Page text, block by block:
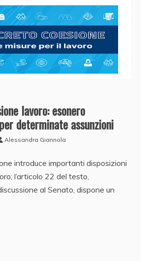
lavoro: esonero
determinate assunzioni
Alessandra Giannola
introduce importanti disposizioni
l’articolo 22 del testo,
al Senato, dispone un